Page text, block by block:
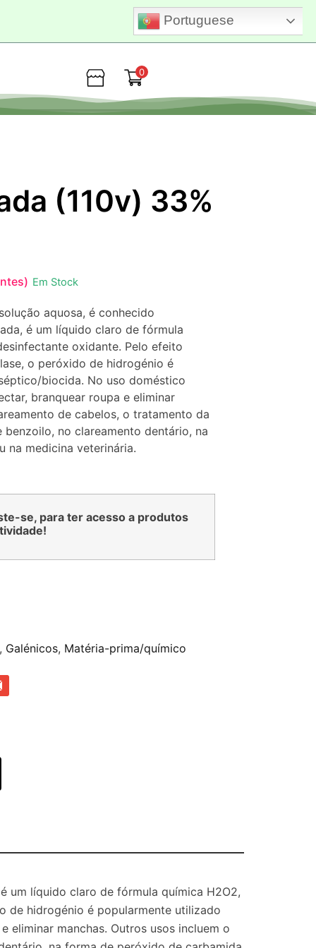
Portuguese
Loja
0
(110v) 33%
Em Stock
aquosa, é conhecido
é um líquido claro de fórmula
oxidante. Pelo efeito
o peróxido de hidrogénio é
biocida. No uso doméstico
branquear roupa e eliminar
de cabelos, o tratamento da
no clareamento dentário, na
na medicina veterinária.
se, para ter acesso a produtos
, Galénicos, Matéria-prima/químico
um líquido claro de fórmula química H2O2,
de hidrogénio é popularmente utilizado
manchas. Outros usos incluem o